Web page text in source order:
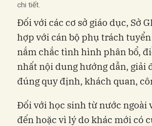
chi tiết.
Đối với các cơ sở giáo dục, Sở
hợp với cán bộ phụ trách
nắm chắc tình hình phân bổ,
nhất nội dung hướng dẫn, giải
đúng quy định, khách quan,
Đối với học sinh từ nước ngoài
đến hoặc vì lý do khác mới có